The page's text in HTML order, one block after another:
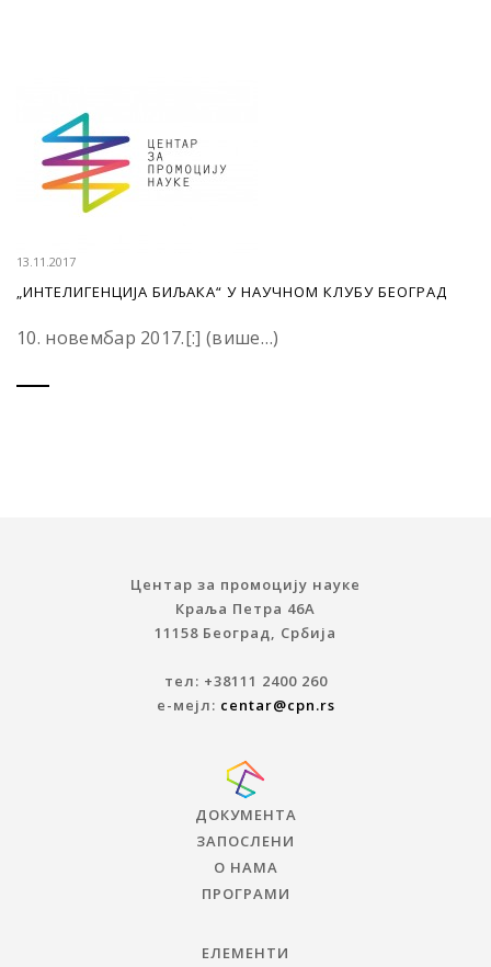
13.11.2017
„ИНТЕЛИГЕНЦИЈА БИЉАКА“ У НАУЧНОМ КЛУБУ БЕОГРАД
10. новембар 2017.[:] (више…)
Центар за промоцију науке
Краља Петра 46A
11158 Београд, Србија
тел: +38111 2400 260
е-мејл: centar@cpn.rs
ДОКУМЕНТА
ЗАПОСЛЕНИ
О НАМА
ПРОГРАМИ
ЕЛЕМЕНТИ